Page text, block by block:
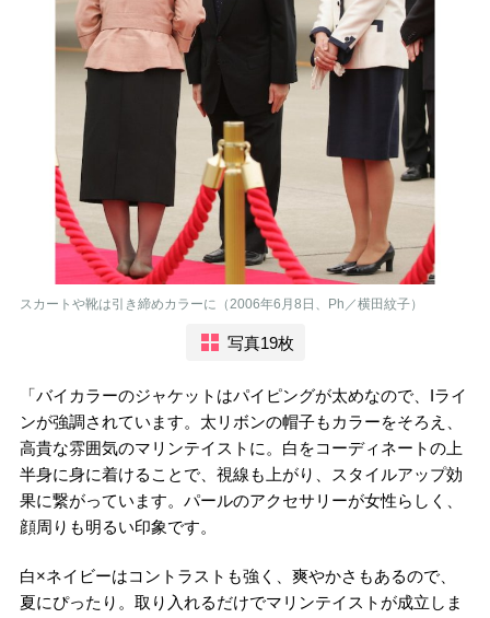
スカートや靴は引き締めカラーに（2006年6月8日、Ph／横田紋子）
写真19枚
「バイカラーのジャケットはパイピングが太めなので、Iライ
ンが強調されています。太リボンの帽子もカラーをそろえ、
高貴な雰囲気のマリンテイストに。白をコーディネートの上
半身に身に着けることで、視線も上がり、スタイルアップ効
果に繋がっています。パールのアクセサリーが女性らしく、
顔周りも明るい印象です。
白×ネイビーはコントラストも強く、爽やかさもあるので、
夏にぴったり。取り入れるだけでマリンテイストが成立しま